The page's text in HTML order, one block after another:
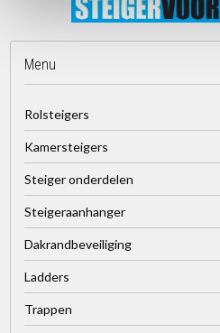
Menu
Rolsteigers
Kamersteigers
Steiger onderdelen
Steigeraanhanger
Dakrandbeveiliging
Ladders
Trappen